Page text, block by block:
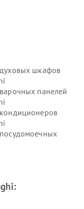
шкафов
панелей